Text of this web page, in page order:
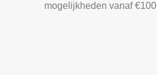
mogelijkheden vanaf €100